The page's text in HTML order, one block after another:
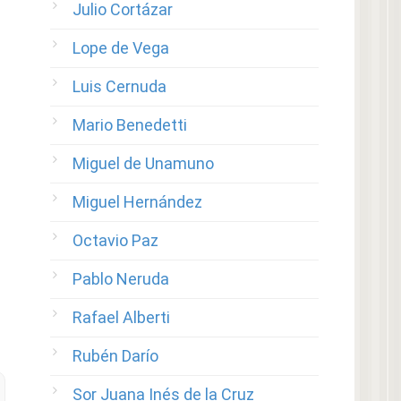
Julio Cortázar
Lope de Vega
Luis Cernuda
Mario Benedetti
Miguel de Unamuno
Miguel Hernández
Octavio Paz
Pablo Neruda
Rafael Alberti
Rubén Darío
Sor Juana Inés de la Cruz